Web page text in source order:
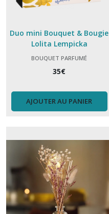
Duo mini Bouquet & Bougie
Lolita Lempicka
parme...Berger
BOUQUET PARFUMÉ
35€
AJOUTER AU PANIER